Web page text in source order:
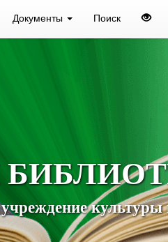
Документы Поиск
культуры